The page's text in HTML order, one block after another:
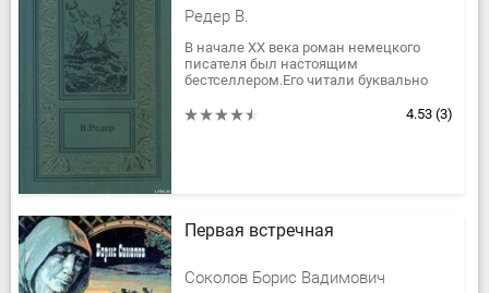
Редер В.
В начале XX века роман немецкого
писателя был настоящим
бестселлером.Его читали буквально
простой люд.Произведение это —4.53 (3)
Первая встречная
Соколов Борис Вадимович